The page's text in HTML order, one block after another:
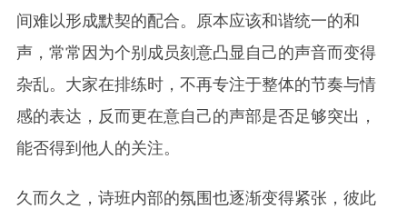
间难以形成默契的配合。原本应该和谐统一的和
声，常常因为个别成员刻意凸显自己的声音而变得
杂乱。大家在排练时，不再专注于整体的节奏与情
感的表达，反而更在意自己的声部是否足够突出，
能否得到他人的关注。
久而久之，诗班内部的氛围也逐渐变得紧张，彼此